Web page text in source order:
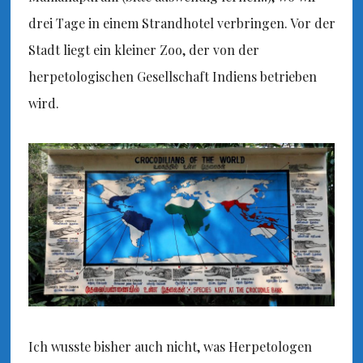
drei Tage in einem Strandhotel verbringen. Vor der
Stadt liegt ein kleiner Zoo, der von der
herpetologischen Gesellschaft Indiens betrieben
wird.
Ich wusste bisher auch nicht, was Herpetologen